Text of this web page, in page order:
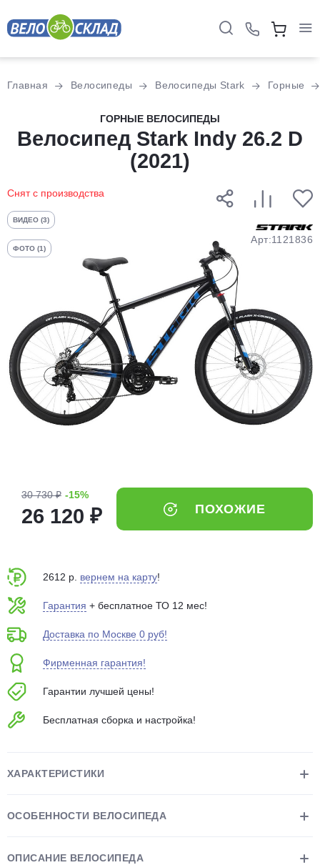
Главная Велосипеды Велосипеды Stark Горные
ГОРНЫЕ ВЕЛОСИПЕДЫ
Велосипед Stark Indy 26.2 D
(2021)
Снят с производства
ВИДЕО (3)
ФОТО (1)
Арт:1121836
30 730 ₽ -15%
26 120 ₽ ПОХОЖИЕ
2612 р. вернем на карту!
Гарантия + бесплатное ТО 12 мес!
Доставка по Москве 0 руб!
Фирменная гарантия!
Гарантии лучшей цены!
Бесплатная сборка и настройка!
ХАРАКТЕРИСТИКИ
ОСОБЕННОСТИ ВЕЛОСИПЕДА
ОПИСАНИЕ ВЕЛОСИПЕДА
Разбейте
оплатуна части
без переплат
График платежей
Добавляйте товары
в корзину
Оплачивайте сегодня только
25% картой любого банка
выбранный способом
75% будут
Подробнее
Остались вопросы?